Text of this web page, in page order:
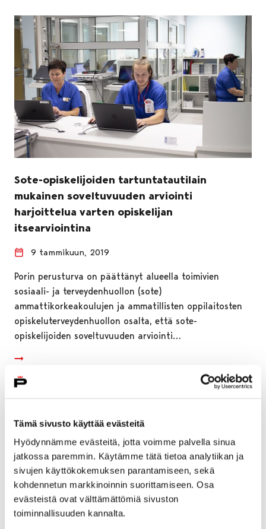
Tämä sivusto käyttää evästeitä
Hyödynnämme evästeitä, jotta voimme palvella sinua
jatkossa paremmin. Käytämme tätä tietoa analytiikan ja
sivujen käyttökokemuksen parantamiseen, sekä
kohdennetun markkinoinnin suorittamiseen. Osa
evästeistä ovat välttämättömiä sivuston
toiminnallisuuden kannalta.
Sote-opiskelijoiden tartuntatautilain
mukainen soveltuvuuden arviointi
harjoittelua varten opiskelijan
itsearviointina
9 tammikuun, 2019
Porin perusturva on päättänyt alueella toimivien
sosiaali- ja terveydenhuollon (sote)
ammattikorkeakoulujen ja ammatillisten oppilaitosten
opiskeluterveydenhuollon osalta, että sote-
opiskelijoiden soveltuvuuden arviointi…